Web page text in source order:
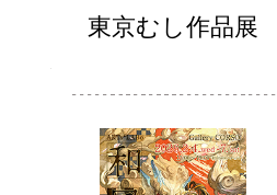
東京むし作品展